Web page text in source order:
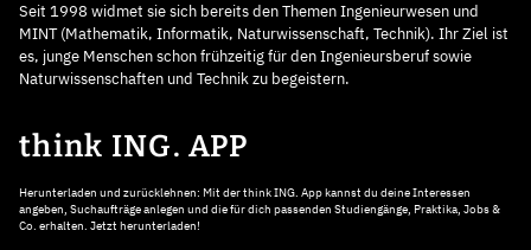
Seit 1998 widmet sie sich bereits den Themen Ingenieurwesen und
MINT (Mathematik, Informatik, Naturwissenschaft, Technik). Ihr Ziel ist
es, junge Menschen schon frühzeitig für den Ingenieursberuf sowie
Naturwissenschaften und Technik zu begeistern.
think ING. APP
Herunterladen und zurücklehnen: Mit der think ING. App kannst du deine Interessen
angeben, Suchaufträge anlegen und die für dich passenden Studiengänge, Praktika, Jobs &
Co. erhalten. Jetzt herunterladen!